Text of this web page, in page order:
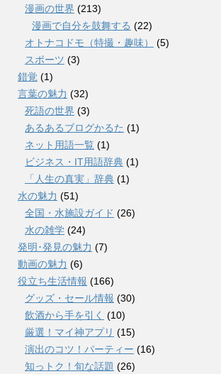
漫画の世界 (213)
漫画で自分を鼓舞する (22)
オトナコドモ（特撮・趣味）
(5)
スポーツ (3)
錯覚 (1)
言葉の魅力 (32)
死語の世界 (3)
あるあるブログかるた (1)
ネット用語一覧 (1)
ビジネス・IT用語辞典 (1)
「人生の真実」辞典 (1)
水の魅力 (51)
全国・水施設ガイド (26)
水の雑学 (24)
発明･発見の魅力 (7)
動画の魅力 (6)
役立ち生活情報 (166)
グッズ・セール情報 (30)
飲酒から手を引く (10)
厳選！マイ神アプリ (15)
演出のコツ！パーティー (16)
知っトク！旬な話題 (26)